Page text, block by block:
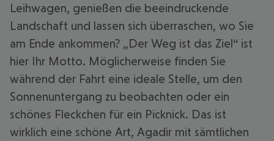
Leihwagen, genießen die beeindruckende
Landschaft und lassen sich überraschen, wo Sie
am Ende ankommen? „Der Weg ist das Ziel“ ist
hier Ihr Motto. Möglicherweise finden Sie
während der Fahrt eine ideale Stelle, um den
Sonnenuntergang zu beobachten oder ein
schönes Fleckchen für ein Picknick. Das ist
wirklich eine schöne Art, Agadir mit sämtlichen